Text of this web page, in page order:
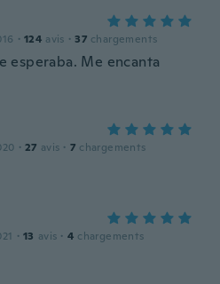
· 124 avis · 37 chargements
esperaba. Me encanta
· 27 avis · 7 chargements
· 13 avis · 4 chargements